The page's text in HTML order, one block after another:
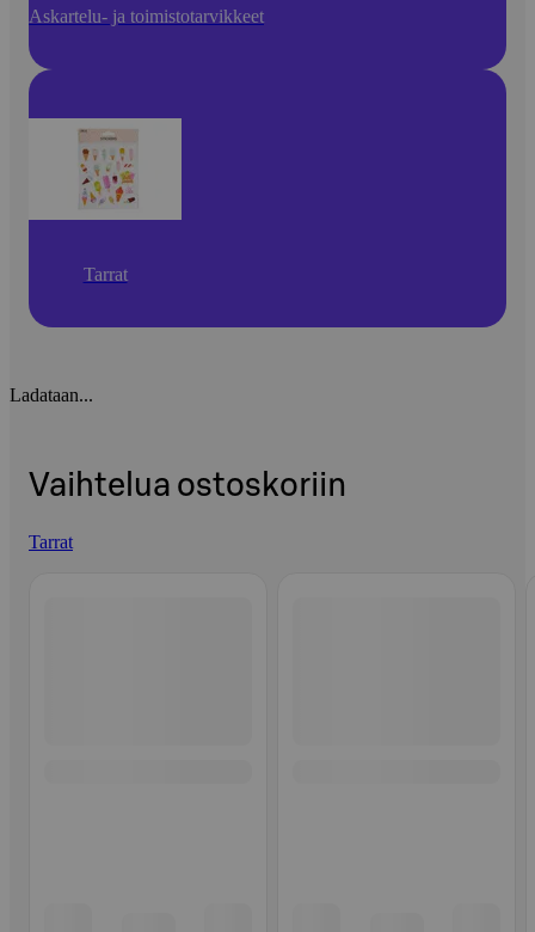
Askartelu- ja toimistotarvikkeet
Tarrat
Ladataan...
Vaihtelua ostoskoriin
Tarrat